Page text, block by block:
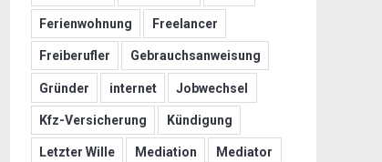
Ferienwohnung Freelancer
Freiberufler Gebrauchsanweisung
Gründer internet Jobwechsel
Kfz-Versicherung Kündigung
Letzter Wille Mediation Mediator